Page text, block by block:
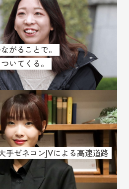
がることで。
いてくる。
手ゼネコンJVによる高速道路